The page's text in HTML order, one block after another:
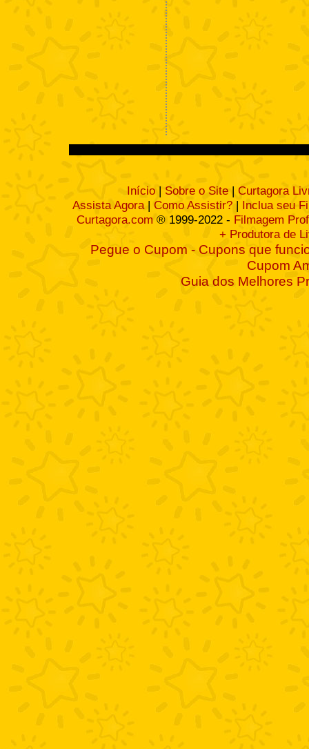
Início | Sobre o Site | Curtagora
Assista Agora| Como Assistir? | Inclua seu
Curtagora.com ® 1999-2022 - Filmagem
+ Produtora de
Pegue o Cupom - Cupons que
Cupom
Guia dos Melhores